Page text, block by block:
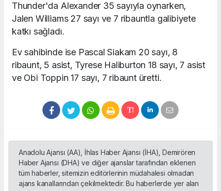
Thunder'da Alexander 35 sayıyla oynarken,
Jalen Williams 27 sayı ve 7 ribauntla galibiyete
katkı sağladı.
Ev sahibinde ise Pascal Siakam 20 sayı, 8
ribaunt, 5 asist, Tyrese Haliburton 18 sayı, 7 asist
ve Obi Toppin 17 sayı, 7 ribaunt üretti.
Anadolu Ajansı (AA), İhlas Haber Ajansı (İHA), Demirören
Haber Ajansı (DHA) ve diğer ajanslar tarafından eklenen
tüm haberler, sitemizin editörlerinin müdahalesi olmadan
ajans kanallarından çekilmektedir. Bu haberlerde yer alan